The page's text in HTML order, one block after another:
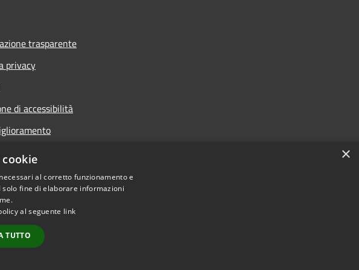
trasparente
privacy
di accessibilità
© 2026 • Comune di Castiglion Fiorentino • Powered by
×
al corretto funzionamento e
fine di elaborare informazioni
al seguente link
TUTTO